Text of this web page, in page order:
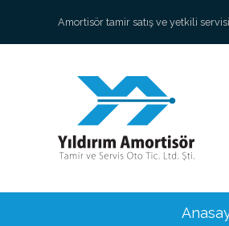
Amortisör tamir satış ve yetkili